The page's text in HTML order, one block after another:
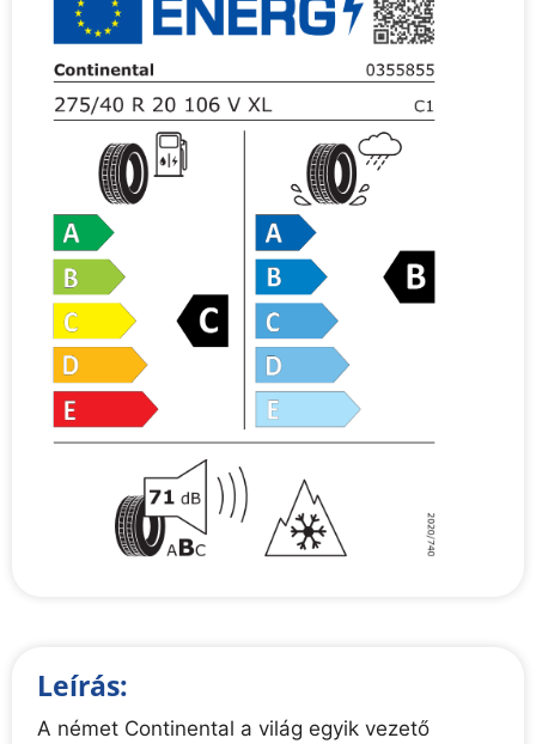
i
v
e
:
Leírás:
A német Continental a világ egyik vezető